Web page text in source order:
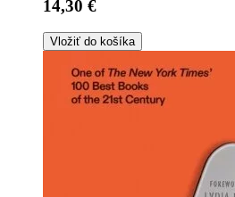
14,30 €
Vložiť do košíka